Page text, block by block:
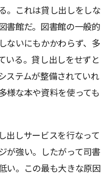
。これは貸し出しをしな
書館だ。図書館の一般的
ないにもかかわらず、多
いる。貸し出しをせずと
ステムが整備されていれ
様な本や資料を使っても
出しサービスを行なって
が強い。したがって司書
い。この最も大きな原因